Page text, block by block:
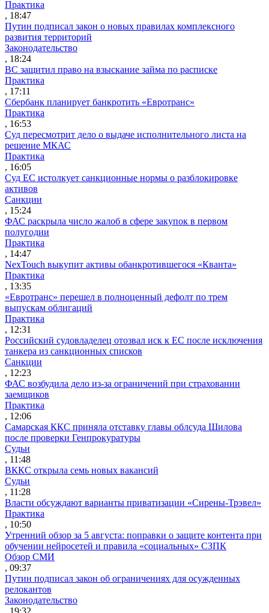
Практика
, 18:47
Путин подписал закон о новых правилах комплексного
развития территорий
Законодательство
, 18:24
ВС защитил право на взыскание займа по расписке
Практика
, 17:11
Сбербанк планирует банкротить «Евротранс»
Практика
, 16:53
Суд пересмотрит дело о выдаче исполнительного листа на
решение МКАС
Практика
, 16:05
Суд ЕС истолкует санкционные нормы о разблокировке
активов
Санкции
, 15:24
ФАС раскрыла число жалоб в сфере закупок в первом
полугодии
Практика
, 14:47
NexTouch выкупит активы обанкротившегося «Кванта»
Практика
, 13:35
«Евротранс» перешел в полноценный дефолт по трем
выпускам облигаций
Практика
, 12:31
Российский судовладелец отозвал иск к ЕС после исключения
танкера из санкционных списков
Санкции
, 12:23
ФАС возбудила дело из-за ограничений при страховании
заемщиков
Практика
, 12:06
Самарская ККС приняла отставку главы облсуда Шилова
после проверки Генпрокуратуры
Судьи
, 11:48
ВККС открыла семь новых вакансий
Судьи
, 11:28
Власти обсуждают варианты приватизации «Сирены-Трэвел»
Практика
, 10:50
Утренний обзор за 5 августа: поправки о защите контента при
обучении нейросетей и правила «социальных» СЗПК
Обзор СМИ
, 09:37
Путин подписал закон об ограничениях для осужденных
релокантов
Законодательство
, 19:32